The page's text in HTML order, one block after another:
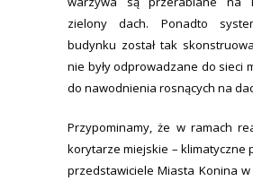
zielony dach. Ponadto
budynku został tak
nie były odprowadzane do sieci
do nawodnienia rosnących na
Przypominamy, że w ramach
korytarze miejskie – klimatyczne
przedstawiciele Miasta Konina